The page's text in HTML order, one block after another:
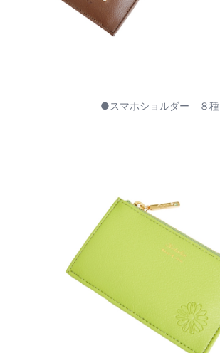
●スマホショルダー ８種